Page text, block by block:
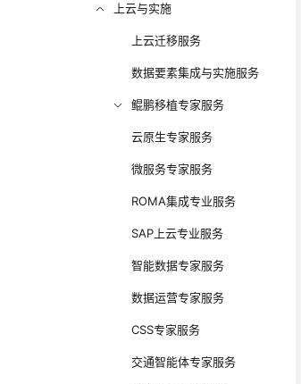
上云与实施
上云迁移服务
数据要素集成与实施服务
鲲鹏移植专家服务
云原生专家服务
微服务专家服务
ROMA集成专业服务
SAP上云专业服务
智能数据专家服务
数据运营专家服务
CSS专家服务
交通智能体专家服务